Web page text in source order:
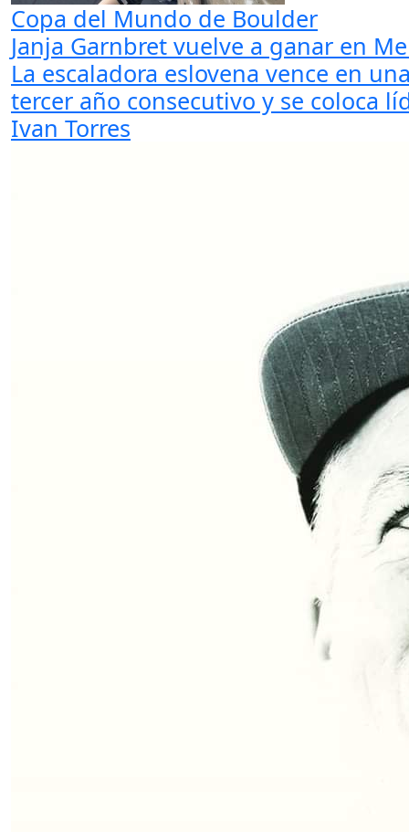
Copa del Mundo de Boulder
Janja Garnbret vuelve a ganar en
La escaladora eslovena vence en
tercer año consecutivo y se coloca
Ivan Torres